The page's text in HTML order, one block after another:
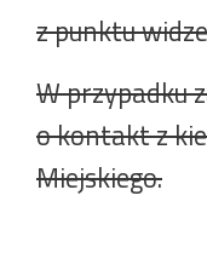
z punktu
W przypadku
o kontakt z
Miejskiego.